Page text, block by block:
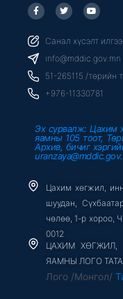
F
a
c
b
o
o
k
f
T
w
i
t
r
Y
o
u
u
e
Санал хүсэлт
info@mddic.gov.mn
51-265115 /төрийн
+976-11330781
Эх сурвалж: Цахим
яамны 105 тоот,
Архив, бичиг
Цахим хөгжил,
шуудан,
чөлөө, 1-р хороо,
0012
ЦАХИМ ХӨГЖИЛ,
ЯАМНЫ ЛОГО
Лого /Монгол/